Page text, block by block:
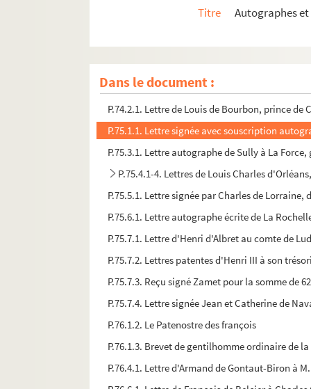
Titre
Autographes
Dans le document :
P.73.17.2. Au singe violet... Biennais, maitre
P.73.22.1. Contrat de mariage de Messire
P.73.23.1. Lettre autographe signée de Sully à
P.74.1.1. Lettre de François d'Aerssen,
P.74.2.1. Lettre de Louis de Bourbon, prince
P.75.1.1. Lettre signée avec souscription
P.75.3.1. Lettre autographe de Sully à La
P.75.4.1-4. Lettres de Louis Charles
P.75.5.1. Lettre signée par Charles de
P.75.6.1. Lettre autographe écrite de La
P.75.7.1. Lettre d'Henri d'Albret au comte de
P.75.7.2. Lettres patentes d'Henri III à son
P.75.7.3. Reçu signé Zamet pour la somme de
P.75.7.4. Lettre signée Jean et Catherine de
P.76.1.2. Le Patenostre des françois
P.76.1.3. Brevet de gentilhomme ordinaire de
P.76.4.1. Lettre d'Armand de Gontaut-Biron à